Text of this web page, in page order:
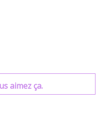
aimez ça.